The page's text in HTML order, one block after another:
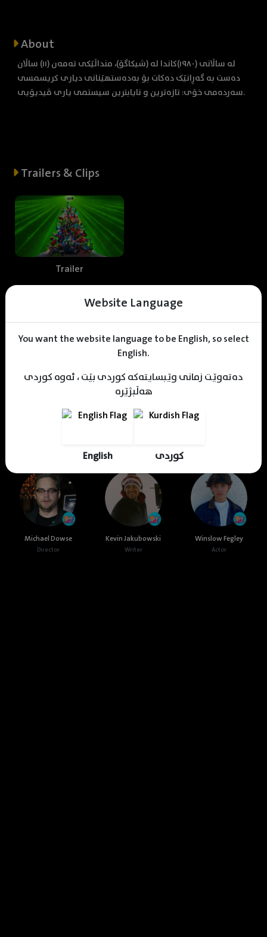
Website Language
You want the website language to be English, so select
English.
دەتەوێت زمانی وێبسایتەکە کوردی بێت ، ئەوە کوردی
هەڵبژێرە
English کوردی
About
لە ساڵانی (١٩٨٠)کاندا لە (شیکاگۆ)، منداڵێکی تەمەن (١١) ساڵان
دەست بە گەڕانێک دەکات بۆ بەدەستهێنانی دیاری کریسمسی
سەردەمی خۆی: تازەترین و نایابترین سیستمی یاری ڤیدیۆیی.
Trailers & Clips
Trailer
Designer
Cast & Crew
Michael Dowse
Director
Kevin Jakubowski
Writer
Winslow Fegley
Actor